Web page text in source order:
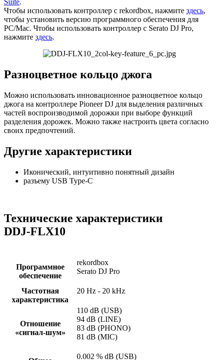
Suite.
Чтобы использовать контроллер с rekordbox, нажмите здесь,
чтобы установить версию программного обеспечения для
PC/Mac. Чтобы использовать контроллер с Serato DJ Pro,
нажмите здесь.
Разноцветное кольцо джога
Можно использовать инновационное разноцветное кольцо
джога на контроллере Pioneer DJ для выделения различных
частей воспроизводимой дорожки при выборе функций
разделения дорожек. Можно также настроить цвета согласно
своих предпочтений.
Другие характеристики
Иконический, интуитивно понятный дизайн
разъему USB Type-C
Технические характеристики
DDJ‑FLX10
Программное
обеспечение
rekordbox
Serato DJ Pro
Частотная
характеристика
20 Hz - 20 kHz
Отношение
«сигнал‑шум»
110 dB (USB)
94 dB (LINE)
83 dB (PHONO)
81 dB (MIC)
0.002 % dB (USB)